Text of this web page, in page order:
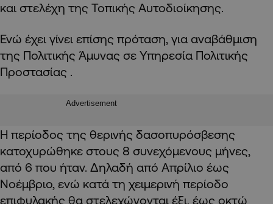
και στελέχη της Τοπικής Αυτοδιοίκησης.
Ενώ έχει γίνει επίσης πρόταση, για αναβάθμιση
της Πολιτικής Άμυνας σε Υπηρεσία Πολιτικής
Προστασίας .
Advertisement
Η περίοδος της θερινής δασοπυρόσβεσης
κατοχυρώθηκε στους 8 συνεχόμενους μήνες,
από 6 που ήταν. Δηλαδή από Απρίλιο έως
Νοέμβριο, ενώ κατά τη χειμερινή περίοδο
επιφυλακής θα στελεχώνονται έξι, έως οκτώ